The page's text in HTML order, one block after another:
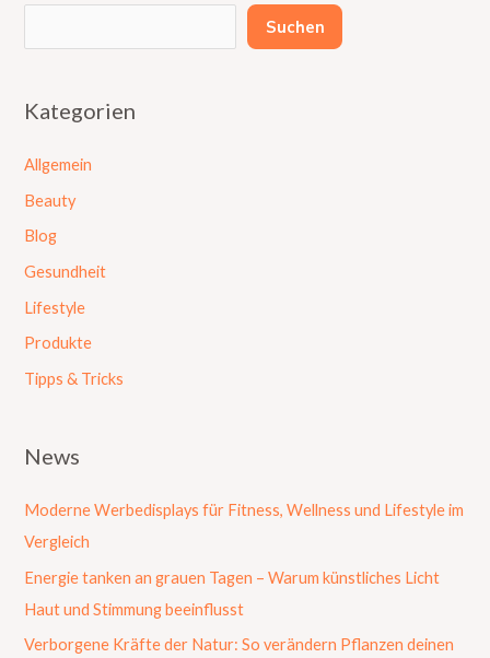
Suchen
Kategorien
Allgemein
Beauty
Blog
Gesundheit
Lifestyle
Produkte
Tipps & Tricks
News
Moderne Werbedisplays für Fitness, Wellness und Lifestyle im
Vergleich
Energie tanken an grauen Tagen – Warum künstliches Licht
Haut und Stimmung beeinflusst
Verborgene Kräfte der Natur: So verändern Pflanzen deinen